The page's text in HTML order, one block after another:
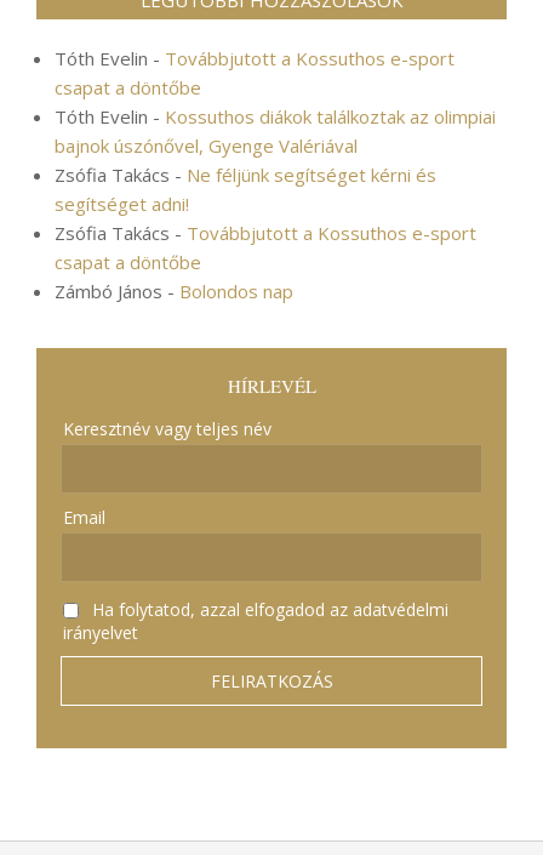
Tóth Evelin - Továbbjutott a Kossuthos e-sport
csapat a döntőbe
Tóth Evelin - Kossuthos diákok találkoztak az olimpiai
bajnok úszónővel, Gyenge Valériával
Zsófia Takács - Ne féljünk segítséget kérni és
segítséget adni!
Zsófia Takács - Továbbjutott a Kossuthos e-sport
csapat a döntőbe
Zámbó János - Bolondos nap
HÍRLEVÉL
Keresztnév vagy teljes név
Email
Ha folytatod, azzal elfogadod az adatvédelmi
irányelvet